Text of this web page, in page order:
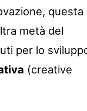
questa
metà del
per lo
(creative